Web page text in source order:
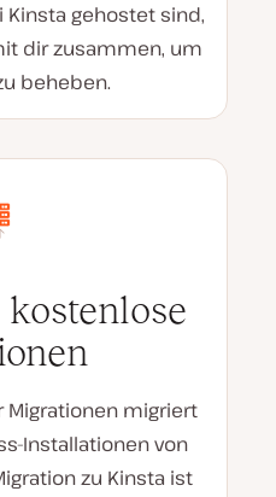
gehostet sind,
dir zusammen, um
beheben.
Migrationen migriert
Installationen von
zu Kinsta ist